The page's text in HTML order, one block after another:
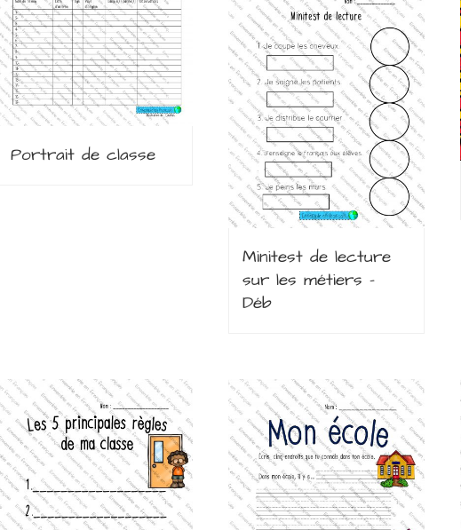
Portrait de classe
Minitest de lecture
sur les métiers –
Déb